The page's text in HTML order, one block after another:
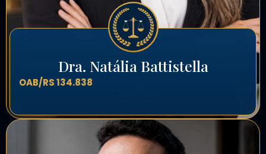
Dra. Natália Battistella
OAB/RS 134.838